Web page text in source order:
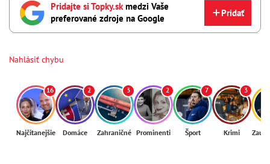
Pridajte si Topky.skmedzi Vaše
preferované zdroje na Google
Pridať
Nahlásiť chybu
16
Najčítanejšie
2
Domáce
3
Zahraničné
2
Prominenti
7
Šport
3
Krimi